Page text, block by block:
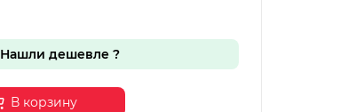
дешевле ?
В корзину